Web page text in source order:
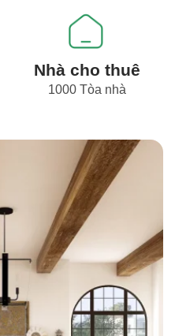
Nhà cho thuê
1000 Tòa nhà